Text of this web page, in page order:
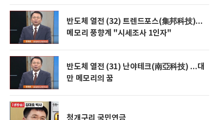
반도체 열전 (32) 트렌드포스(集邦科技)...
메모리 풍향계 "시세조사 1인자"
반도체 열전 (31) 난야테크(南亞科技) ...대
만 메모리의 꿈